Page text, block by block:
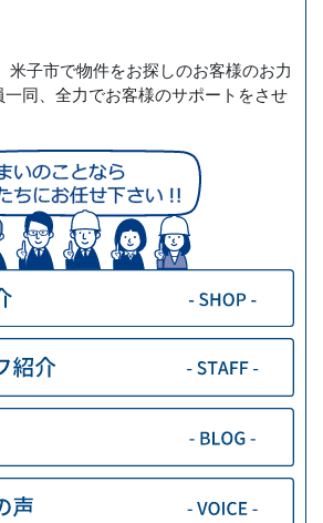
米子市で物件をお探しのお客様のお力
同、全力でお客様のサポートをさせ